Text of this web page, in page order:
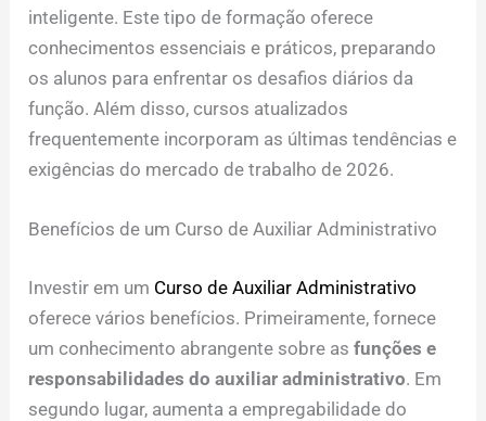
inteligente. Este tipo de formação oferece
conhecimentos essenciais e práticos, preparando
os alunos para enfrentar os desafios diários da
função. Além disso, cursos atualizados
frequentemente incorporam as últimas tendências e
exigências do mercado de trabalho de 2026.
Benefícios de um Curso de Auxiliar Administrativo
Investir em um Curso de Auxiliar Administrativo
oferece vários benefícios. Primeiramente, fornece
um conhecimento abrangente sobre asfunções e
responsabilidades do auxiliar administrativo. Em
segundo lugar, aumenta a empregabilidade do